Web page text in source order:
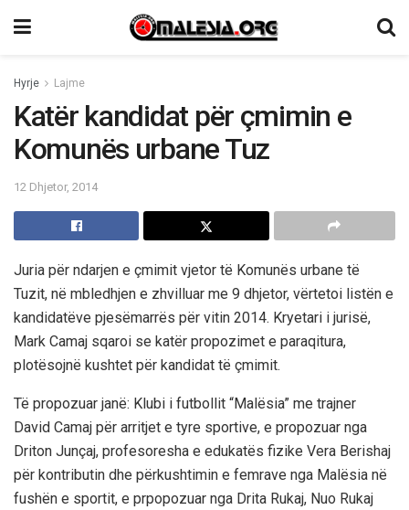
Hyrje Lajme
Katër kandidat për çmimin e
Komunës urbane Tuz
12 Dhjetor, 2014
Juria për ndarjen e çmimit vjetor të Komunës urbane të
Tuzit, në mbledhjen e zhvilluar me 9 dhjetor, vërtetoi listën e
kandidatëve pjesëmarrës për vitin 2014. Kryetari i jurisë,
Mark Camaj sqaroi se katër propozimet e paraqitura,
plotësojnë kushtet për kandidat të çmimit.
Të propozuar janë: Klubi i futbollit “Malësia” me trajner
David Camaj për arritjet e tyre sportive, e propozuar nga
Driton Junçaj, profesoresha e edukatës fizike Vera Berishaj
për kontributin dhe përkushtimin e femrave nga Malësia në
fushën e sportit, e prpopozuar nga Drita Rukaj, Nuo Rukaj